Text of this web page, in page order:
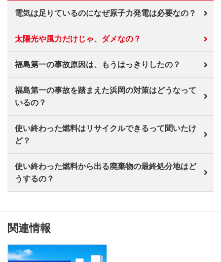
電気は足りているのになぜ原子力発電は必要なの？
太陽光や風力だけじゃ、ダメなの？
福島第一の事故原因は、もうはっきりしたの？
福島第一の事故を踏まえた浜岡の対策はどうなって
いるの？
使い終わった燃料はリサイクルできるって聞いたけ
ど？
使い終わった燃料から出る廃棄物の最終処分地はど
うするの？
関連情報